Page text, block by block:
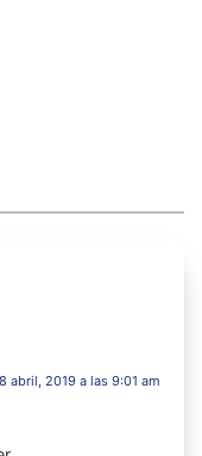
abril, 2019 a las 9:01 am